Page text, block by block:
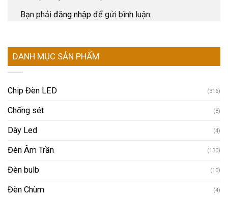
Bạn phải đăng nhập để gửi bình luận.
DANH MỤC SẢN PHẨM
Chip Đèn LED (316)
Chống sét (8)
Dây Led (4)
Đèn Âm Trần (130)
Đèn bulb (10)
Đèn Chùm (4)